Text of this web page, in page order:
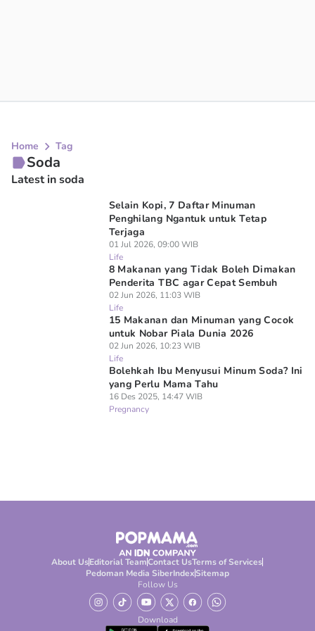
Home Tag
Soda
Latest in soda
Selain Kopi, 7 Daftar Minuman
Penghilang Ngantuk untuk Tetap
Terjaga
01 Jul 2026, 09:00 WIB
Life
8 Makanan yang Tidak Boleh Dimakan
Penderita TBC agar Cepat Sembuh
02 Jun 2026, 11:03 WIB
Life
15 Makanan dan Minuman yang Cocok
untuk Nobar Piala Dunia 2026
02 Jun 2026, 10:23 WIB
Life
Bolehkah Ibu Menyusui Minum Soda? Ini
yang Perlu Mama Tahu
16 Des 2025, 14:47 WIB
Pregnancy
About UsEditorial TeamContact UsTerms of Services
Pedoman Media SiberIndexSitemap
Follow Us
Download